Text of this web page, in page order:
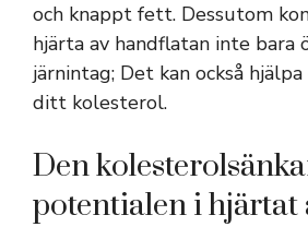
och knappt fett. Dessutom
hjärta av handflatan inte bara
järnintag; Det kan också
ditt kolesterol.
Den
potentialen i hjärtat